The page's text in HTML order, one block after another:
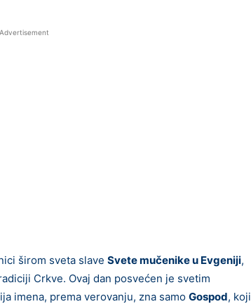
širom sveta slave Svete mučenike u Evgeniji,
Crkve. Ovaj dan posvećen je svetim
imena, prema verovanju, zna samo Gospod, koji